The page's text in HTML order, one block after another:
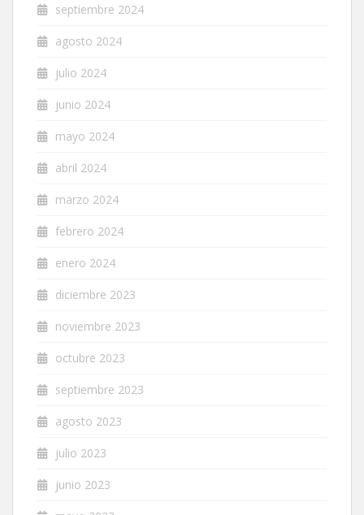
septiembre 2024
agosto 2024
julio 2024
junio 2024
mayo 2024
abril 2024
marzo 2024
febrero 2024
enero 2024
diciembre 2023
noviembre 2023
octubre 2023
septiembre 2023
agosto 2023
julio 2023
junio 2023